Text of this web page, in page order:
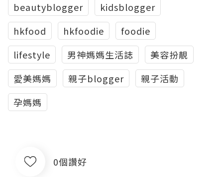
beautyblogger
kidsblogger
hkfood
hkfoodie
foodie
lifestyle
男神媽媽生活誌
美容扮靚
愛美媽媽
親子blogger
親子活動
孕媽媽
0個讚好